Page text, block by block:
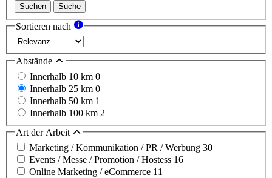
Suchen Suche
Sortieren nach
Abstände
Innerhalb 10 km 0
Innerhalb 25 km 0
Innerhalb 50 km 1
Innerhalb 100 km 2
Art der Arbeit
Marketing / Kommunikation / PR / Werbung 30
Events / Messe / Promotion / Hostess 16
Online Marketing / eCommerce 11